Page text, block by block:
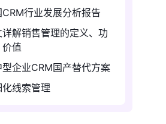
CRM行业发展分析报告
详解销售管理的定义、功
价值
型企业CRM国产替代方案
线索管理